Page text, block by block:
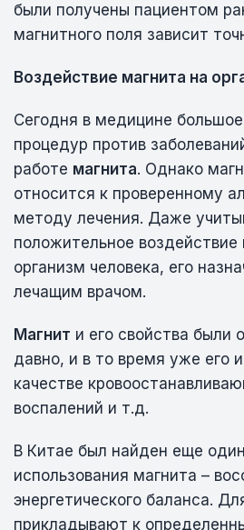
были получены пациентом
магнитного поля зависит
Воздействие магнита на
Сегодня в медицине
процедур против
работе магнита. Однако
относится к проверенному
методу лечения. Даже
положительное воздействие
организм человека, его
лечащим врачом.
Магнит и его свойства были
давно, и в то время уже его
качестве
воспалений и т.д.
В Китае был найден еще
использования магнита –
энергетического баланса.
прикладывают к